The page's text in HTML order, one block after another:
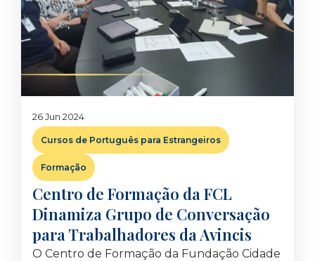
26 Jun 2024
Cursos de Português para Estrangeiros
Formação
Centro de Formação da FCL
Dinamiza Grupo de Conversação
para Trabalhadores da Avincis
O Centro de Formação da Fundação Cidade